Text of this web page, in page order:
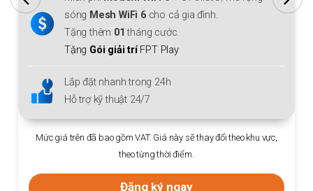
sóngMesh WiFi 6 cho cả gia đình.
Tặng thêm01 tháng cước.
Tặng Gói giải tríFPT Play
Lắp đặt nhanh trong 24h
Hỗ trợ kỹ thuật 24/7
Mức giá trên đã bao gồm VAT. Giá này sẽ thay đổi theo khu vực,
theo từng thời điểm.
Đăng ký ngay